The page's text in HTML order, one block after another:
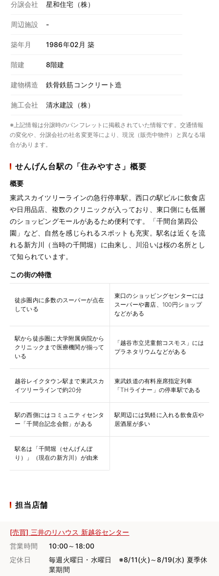
分譲会社 星和住宅（株）
周辺施設 -
築年月 1986年02月 築
階建 8階建
建物構造 鉄骨鉄筋コンクリート造
施工会社 清水建設（株）
※上記情報は分譲時のパンフレットに掲載されていた情報です。交通情報
の変化や、分譲会社の社名変更等により、現況（販売中物件）と異なる場
合があります。
せんげん台駅の「住みやすさ」概要
概要
東武スカイツリーラインの急行停車駅。西口の駅ビルに飲食店
や日用品店、複数のクリニックが入っており、東口側にも低層
のショッピングモールがあるため便利です。「千間台第四公
園」など、自然を感じられるスポットも充実。駅名は近くを流
れる新方川（当時の千間堀）に由来し、川沿いは桜の名所とし
て知られています。
この街の特徴
徒歩圏内に多数のスーパーが点在
している
東口のショッピングセンターには
スーパーや書店、100円ショップ
などがある
駅から徒歩圏に大学附属病院から
クリニックまで医療機関が揃って
いる
「越谷市立児童館コスモス」には
プラネタリウムなどがある
越谷レイクタウン駅まで東武スカ
イツリーラインで約20分
東武鉄道の有料座席指定列車
「THライナー」の停車駅である
駅の西側にはコミュニティセンタ
ー「千間台記念会館」がある
駅周辺には気軽に入れる飲食店や
居酒屋が多い
駅名は「千間堀（せんげんぼ
り）」（現在の新方川）が由来
担当店舗
[売買] 三井のリハウス 新越谷センター
営業時間
10:00～18:00
定休日
毎週火曜日・水曜日 ※8/11(火)～8/19(水) 夏季休
業期間